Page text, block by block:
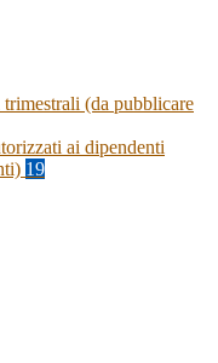
trimestrali (da pubblicare
ai dipendenti
19